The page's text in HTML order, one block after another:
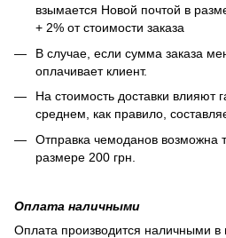
взымается Новой почтой в
+ 2% от стоимости заказа
В случае, если сумма заказа
оплачивает клиент.
На стоимость доставки влияют
среднем, как правило,
Отправка чемоданов возможна
размере 200 грн.
Оплата наличными
Оплата производится наличными